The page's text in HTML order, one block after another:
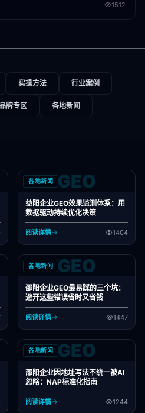
1512
实操方法 行业案例
品牌专区 各地新闻
各地新闻 GEO
益阳企业GEO效果监测体系：用
数据驱动持续优化决策
阅读详情 1404
各地新闻 GEO
邵阳企业GEO最易踩的三个坑：
避开这些错误省时又省钱
阅读详情 1447
各地新闻 GEO
邵阳企业因地址写法不统一被AI
忽略：NAP标准化指南
阅读详情 1244